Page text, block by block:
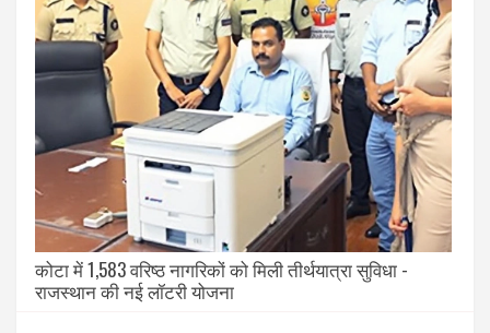
कोटा में 1,583 वरिष्ठ नागरिकों को मिली तीर्थयात्रा सुविधा -
राजस्थान की नई लॉटरी योजना